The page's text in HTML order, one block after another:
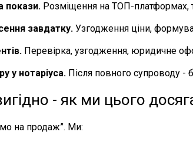
покази. Розміщення на ТОП-платформах,
завдатку. Узгодження ціни,
Перевірка, узгодження, юридичне
у нотаріуса. Після повного супроводу -
- як ми цього
на продаж”. Ми: